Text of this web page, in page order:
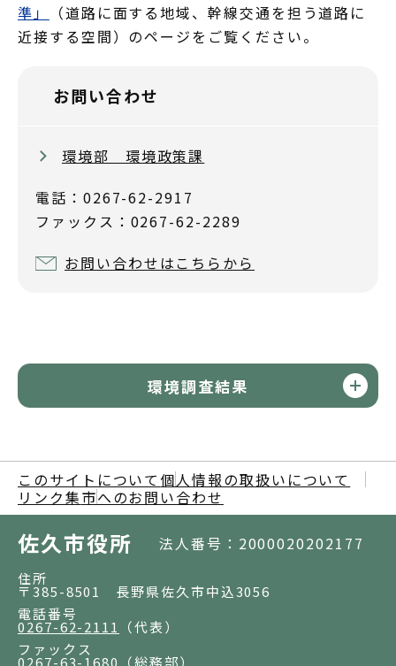
準」
（道路に面する地域、幹線交通を担う道路に
近接する空間）のページをご覧ください。
お問い合わせ
環境部 環境政策課
電話：0267-62-2917
ファックス：0267-62-2289
お問い合わせはこちらから
環境調査結果
このサイトについて 個人情報の取扱いについて
リンク集市へのお問い合わせ
佐久市役所 法人番号：2000020202177
住所
〒385-8501 長野県佐久市中込3056
電話番号
0267-62-2111
（代表）
ファックス
0267-63-1680 （総務部）